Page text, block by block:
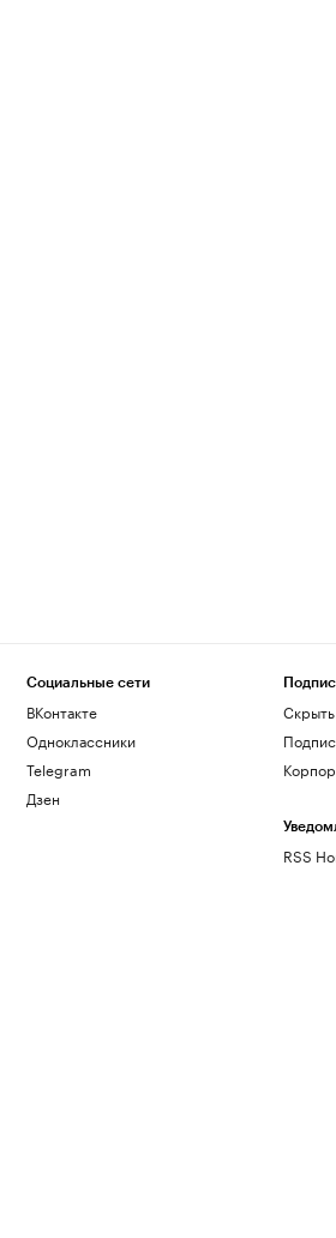
Социальные сети
ВКонтакте
Одноклассники
Telegram
Дзен
RSS